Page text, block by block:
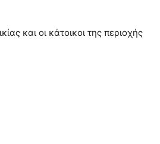
και οι κάτοικοι της περιοχής